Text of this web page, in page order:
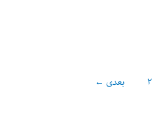
۲ بعدی ←